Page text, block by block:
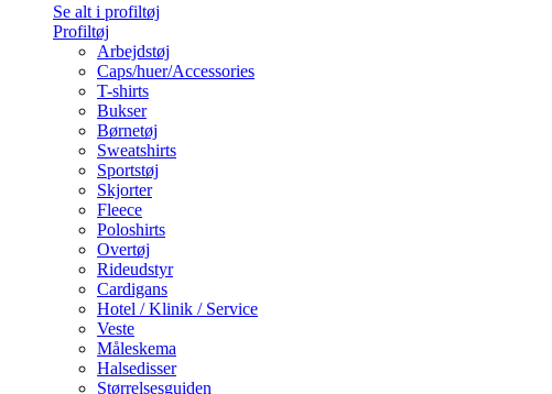
Se alt i profiltøj
Profiltøj
Arbejdstøj
Caps/huer/Accessories
T-shirts
Bukser
Børnetøj
Sweatshirts
Sportstøj
Skjorter
Fleece
Poloshirts
Overtøj
Rideudstyr
Cardigans
Hotel / Klinik / Service
Veste
Måleskema
Halsedisser
Størrelsesguiden